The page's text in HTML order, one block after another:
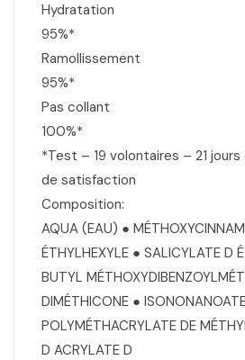
Hydratation
95%*
Ramollissement
95%*
Pas collant
100%*
*Test – 19 volontaires – 21 jours
de satisfaction
Composition:
AQUA (EAU) ●
ÉTHYLHEXYLE ● SALICYLATE D
BUTYL
DIMÉTHICONE ●
POLYMÉTHACRYLATE DE
D ACRYLATE D